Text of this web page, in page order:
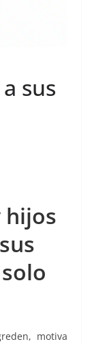
sus
ar
e
hijos
motiva